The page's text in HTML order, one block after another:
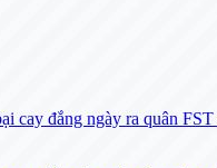
cay đắng ngày ra quân